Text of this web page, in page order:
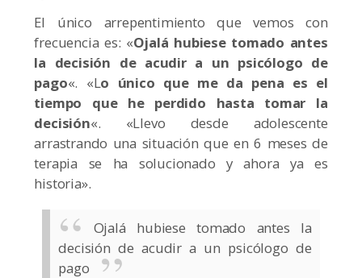
El único arrepentimiento que vemos con
frecuencia es: «Ojalá hubiese tomado antes
la decisión de acudir a un psicólogo de
pago«. «Lo único que me da pena es el
tiempo que he perdido hasta tomar la
decisión«. «Llevo desde adolescente
arrastrando una situación que en 6 meses de
terapia se ha solucionado y ahora ya es
historia».
Ojalá hubiese tomado antes la
decisión de acudir a un psicólogo de
pago